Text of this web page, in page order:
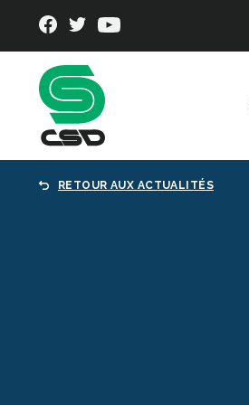
RETOUR AUX ACTUALITÉS